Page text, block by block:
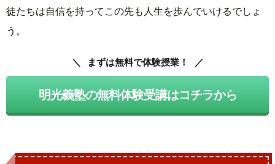
徒たちは自信を持ってこの先も人生を歩んでいけるでしょ
う。
まずは無料で体験授業！
明光義塾の無料体験受講はコチラから